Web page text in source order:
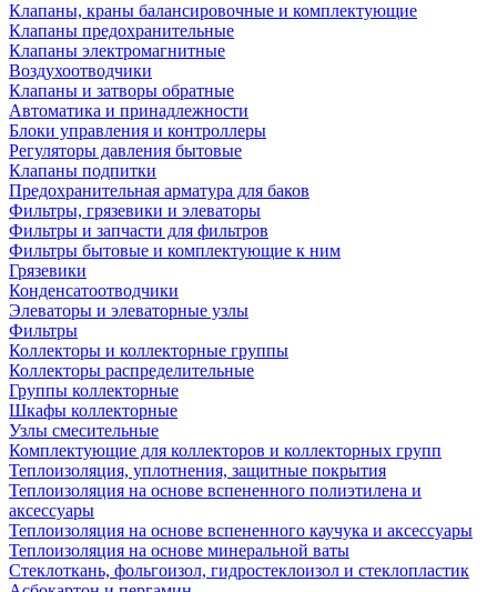
Клапаны, краны балансировочные и комплектующие
Клапаны предохранительные
Клапаны электромагнитные
Воздухоотводчики
Клапаны и затворы обратные
Автоматика и принадлежности
Блоки управления и контроллеры
Регуляторы давления бытовые
Клапаны подпитки
Предохранительная арматура для баков
Фильтры, грязевики и элеваторы
Фильтры и запчасти для фильтров
Фильтры бытовые и комплектующие к ним
Грязевики
Конденсатоотводчики
Элеваторы и элеваторные узлы
Фильтры
Коллекторы и коллекторные группы
Коллекторы распределительные
Группы коллекторные
Шкафы коллекторные
Узлы смесительные
Комплектующие для коллекторов и коллекторных групп
Теплоизоляция, уплотнения, защитные покрытия
Теплоизоляция на основе вспененного полиэтилена и
аксессуары
Теплоизоляция на основе вспененного каучука и аксессуары
Теплоизоляция на основе минеральной ваты
Стеклоткань, фольгоизол, гидростеклоизол и стеклопластик